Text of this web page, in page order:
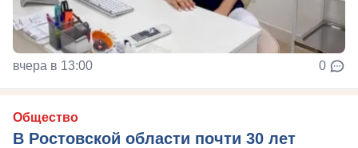
вчера в 13:00 0
Общество
В Ростовской области почти 30 лет